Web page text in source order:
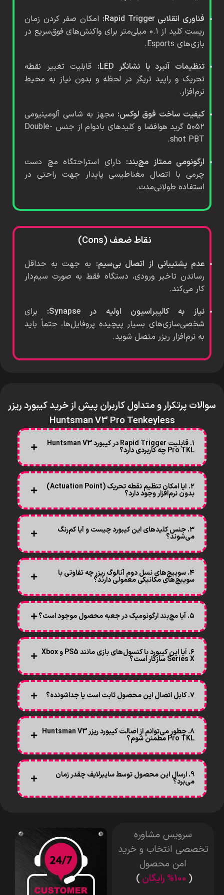
فناوری انقلابی Rapid Trigger:
امکان صفر کردن زمان
ریست کلید از ۰.۱ میلی‌متر برای واکنش‌های فوق‌سریع در
بازی‌های Esports.
تنظیمات آنبرد با نشانگر LED:
قابلیت تغییر نقطه
تحریک و راپید تریگر در لحظه و بدون نیاز به محیط
نرم‌افزار.
کیفیت ساخت فوق لوکس: مجهز به شاسی آلومینیومی
۵۰۵۲ گرید هوافضا و کلیدهای بادوام از جنس Double-
shot PBT.
ارگونومی ممتاز مچ‌بند: دارای استراحتگاه مچ دست
چرمی با اتصال مغناطیسی پایدار جهت راحتی در
استفاده طولانی‌مدت.
نقاط ضعف (Cons)
عدم پشتیبانی از اتصال بی‌سیم: به جهت به حداقل
رساندن تاخیر ورودی، دستگاه فقط به صورت سیم‌دار
کار می‌کند.
نیاز به کالیبراسیون اولیه در Synapse:
برای
شخصی‌سازی‌های بسیار پیچیده پروفایل‌ها، حتماً باید
به نرم‌افزار ریزر متصل شوید.
سوالات پرتکرار و متداول کاربران پیش از خرید کیبورد ریزر
Huntsman V3 Pro Tenkeyless
۱. قابلیت Rapid Trigger در کیبورد Huntsman V3
Pro TKL چه کاربردی دارد؟
۲. آیا امکان تنظیم نقطه تحریک (Actuation Point)
بدون نرم‌افزار وجود دارد؟
۳. جنس کلیدهای این کیبورد چیست و آیا کم‌رنگ
می‌شوند؟
۴. سوییچ‌های نسل دوم آنالوگ ریزر چه تفاوتی با
سوییچ‌های مکانیکی معمولی دارند؟
۵. آیا مچ‌بند ارگونومیک در جعبه محصول موجود است؟
۶. آیا این کیبورد با کنسول‌های بازی مانند PS5 و Xbox
Series X سازگار است؟
۷. کابل اتصال این محصول ثابت است یا جداشونده؟
۸. چطور می‌توانم از اصالت کیبورد ریزر Huntsman V3
Pro TKL مطمئن شوم؟
9. ارسال این محصول توسط سایبرلایف چقدر زمان
می‌برد؟
سرویس مشاوره
تخصصی انتخاب و خرید
امن محصول
( %100 رایگان )